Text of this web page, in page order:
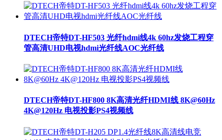
DTECH帝特DT-HF503 光纤hdmi线4k 60hz发烧工程穿
管高清UHD电视hdmi光纤线AOC光纤线
DTECH帝特DT-HF800 8K高清光纤HDMI线 8K@60Hz
4K@120Hz 电视投影PS4视频线